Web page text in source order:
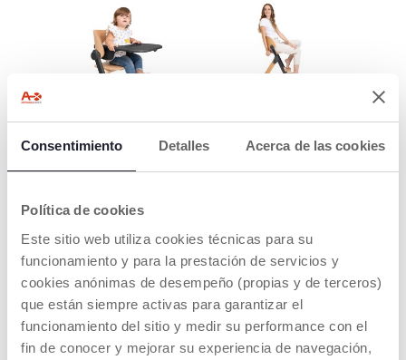
Consentimiento Detalles Acerca de las cookies
Política de cookies
Este sitio web utiliza cookies técnicas para su
funcionamiento y para la prestación de servicios y
cookies anónimas de desempeño (propias y de terceros)
que están siempre activas para garantizar el
funcionamiento del sitio y medir su performance con el
fin de conocer y mejorar su experiencia de navegación,
el kit de alimentación,
transformarla en
110 KG)
SHOW MORE